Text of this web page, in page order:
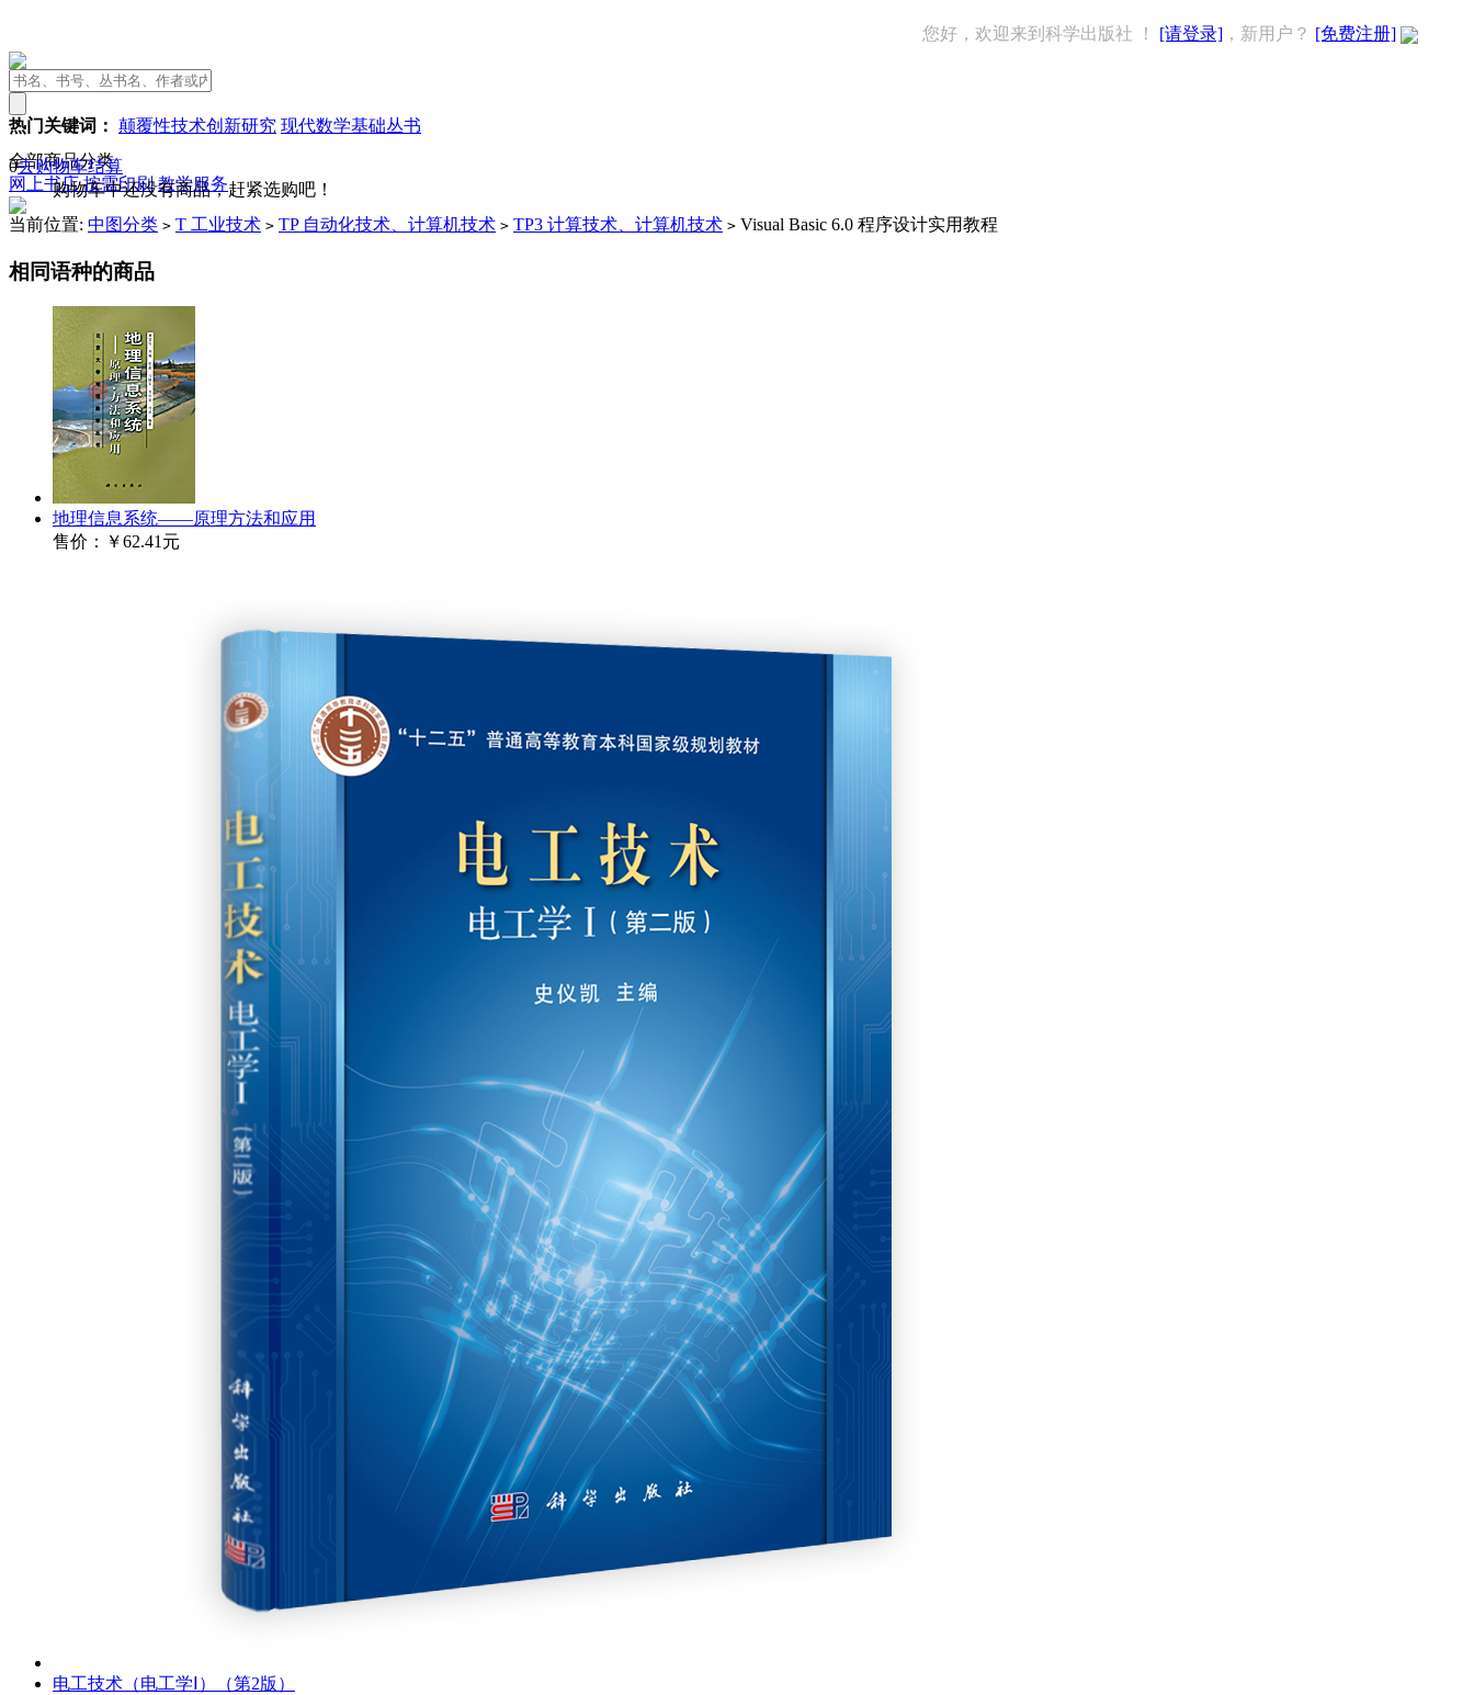
您好，欢迎来到科学出版社 ！ [请登录] ，新用户？ [免费注册]
热门关键词： 颠覆性技术创新研究 现代数学基础丛书
0去购物车结算
购物车中还没有商品，赶紧选购吧！
全部商品分类
网上书店按需印刷 教学服务
当前位置: 中图分类 > T 工业技术 > TP 自动化技术、计算机技术 > TP3 计算技术、计算机技术 > Visual Basic 6.0 程序设计实用教程
相同语种的商品
地理信息系统——原理方法和应用
售价：
￥62.41元
电工技术（电工学Ⅰ）（第2版）